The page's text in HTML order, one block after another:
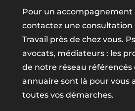
Pour un accompagnement
contactez une consultation
Travail près de chez vous.
avocats, médiateurs : les
de notre réseau référencés
annuaire sont là pour vous
toutes vos démarches.